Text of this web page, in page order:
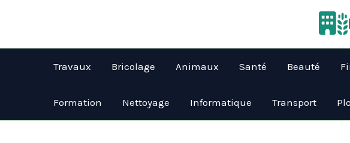
Travaux Bricolage Animaux Santé Beauté
Formation Nettoyage Informatique Transport